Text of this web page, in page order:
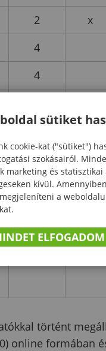
2 x
4
4
4
történt
online formában
sütiket
cookie-kat ("sütiket")
szokásairól.
marketing és
kívül.
a
ELFOGADOM